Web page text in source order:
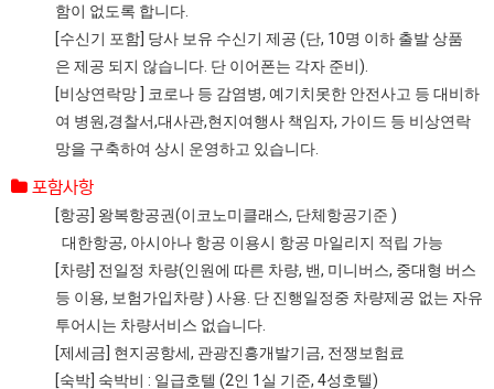
함이 없도록 합니다.
[수신기 포함] 당사 보유 수신기 제공 (단, 10명 이하 출발 상품
은 제공 되지 않습니다. 단 이어폰는 각자 준비).
[비상연락망 ] 코로나 등 감염병, 예기치못한 안전사고 등 대비하
여 병원,경찰서,대사관,현지여행사 책임자, 가이드 등 비상연락
망을 구축하여 상시 운영하고 있습니다.
포함사항
[항공] 왕복항공권(이코노미클래스, 단체항공기준 )
대한항공, 아시아나 항공 이용시 항공 마일리지 적립 가능
[차량] 전일정 차량(인원에 따른 차량, 밴, 미니버스, 중대형 버스
등 이용, 보험가입차량 ) 사용. 단 진행일정중 차량제공 없는 자유
투어시는 차량서비스 없습니다.
[제세금] 현지공항세, 관광진흥개발기금, 전쟁보험료
[숙박] 숙박비 : 일급호텔 (2인 1실 기준, 4성호텔)